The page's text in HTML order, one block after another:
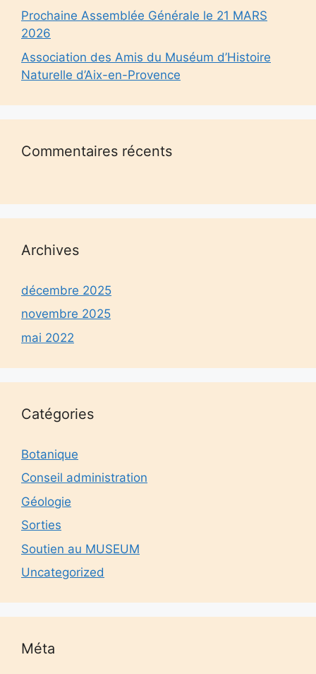
Prochaine Assemblée Générale le 21 MARS
2026
Association des Amis du Muséum d’Histoire
Naturelle d’Aix-en-Provence
Commentaires récents
Archives
décembre 2025
novembre 2025
mai 2022
Catégories
Botanique
Conseil administration
Géologie
Sorties
Soutien au MUSEUM
Uncategorized
Méta